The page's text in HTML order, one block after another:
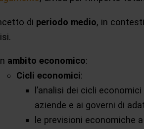
di periodo medio, in
ambito economico:
Cicli economici:
l’analisi dei cicli
aziende e ai governi di
le previsioni economiche